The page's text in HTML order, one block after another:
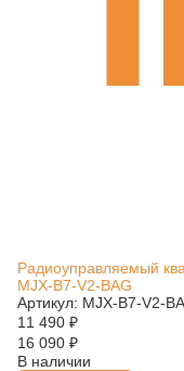
Радиоуправляемый
MJX-B7-V2-BAG
Артикул: MJX-B7-V2-
11 490 ₽
16 090 ₽
В наличии